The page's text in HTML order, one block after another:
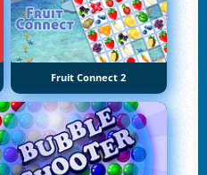
Fruit Connect 2